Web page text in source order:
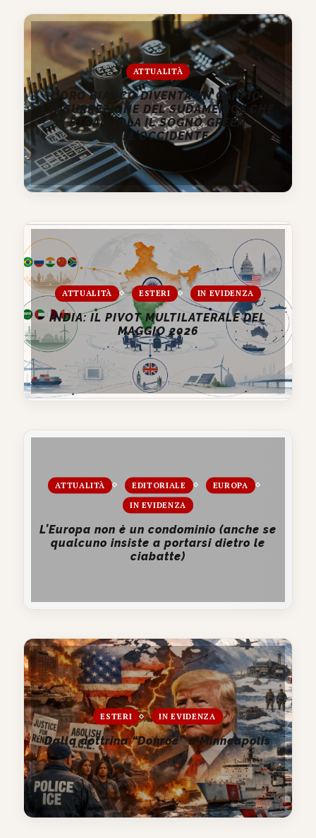
ATTUALITÀ
L’ORO BIANCO DIVENTA UN CAPPIO:
L’INSURREZIONE DEL SUDAMERICA CHE
STRANGOLA IL SOGNO GREEN
DELL’OCCIDENTE
ATTUALITÀ ESTERI IN EVIDENZA
INDIA: IL PIVOT MULTILATERALE DEL
MAGGIO 2026
ATTUALITÀ EDITORIALE
EUROPA
IN EVIDENZA
L’Europa non è un condominio (anche se
qualcuno insiste a portarsi dietro le
ciabatte)
ESTERI IN EVIDENZA
Dalla dottrina “Donroe” a Minneapolis